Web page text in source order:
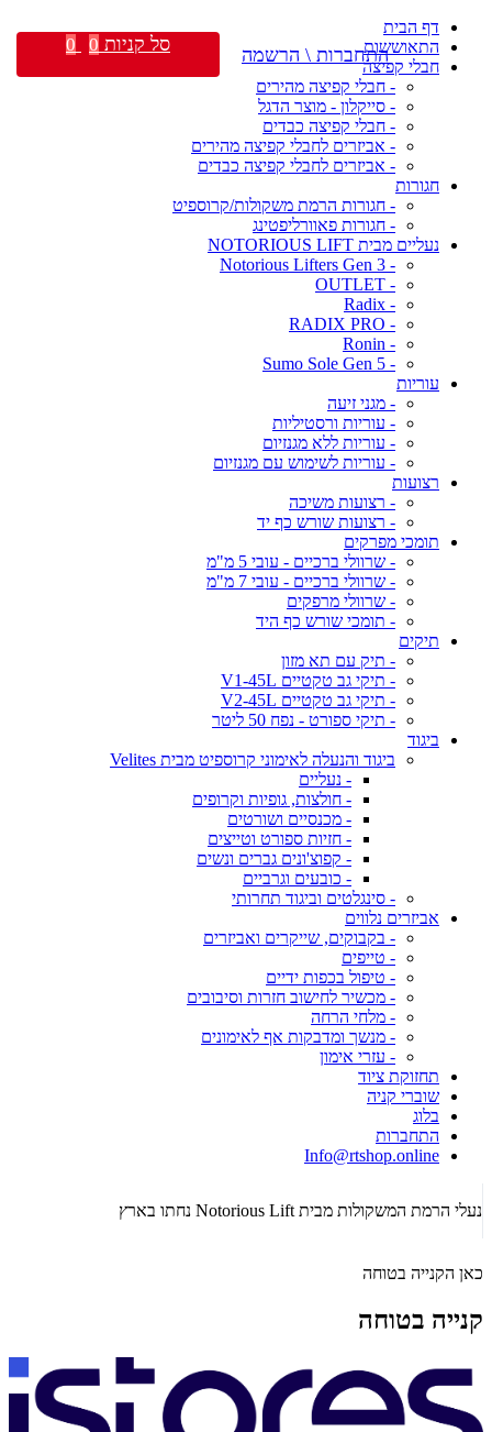
דף הבית
התאוששות
חבלי קפיצה
- חבלי קפיצה מהירים
- סייקלון - מוצר הדגל
- חבלי קפיצה כבדים
- אביזרים לחבלי קפיצה מהירים
- אביזרים לחבלי קפיצה כבדים
חגורות
- חגורות הרמת משקולות/קרוספיט
- חגורות פאוורליפטינג
נעליים מבית NOTORIOUS LIFT
- Notorious Lifters Gen 3
- OUTLET
- Radix
- RADIX PRO
- Ronin
- Sumo Sole Gen 5
עוריות
- מגני זיעה
- עוריות ורסטיליות
- עוריות ללא מגנזיום
- עוריות לשימוש עם מגנזיום
רצועות
- רצועות משיכה
- רצועות שורש כף יד
תומכי מפרקים
- שרוולי ברכיים - עובי 5 מ"מ
- שרוולי ברכיים - עובי 7 מ"מ
- שרוולי מרפקים
- תומכי שורש כף היד
תיקים
- תיק עם תא מזון
- תיקי גב טקטיים V1-45L
- תיקי גב טקטיים V2-45L
- תיקי ספורט - נפח 50 ליטר
ביגוד
ביגוד והנעלה לאימוני קרוספיט מבית Velites
- נעליים
- חולצות, גופיות וקרופים
- מכנסיים ושורטים
- חזיות ספורט וטייצים
- קפוצ'ונים גברים ונשים
- כובעים וגרביים
- סינגלטים וביגוד תחרותי
אביזרים נלווים
- בקבוקים, שייקרים ואביזרים
- טייפים
- טיפול בכפות ידיים
- מכשיר לחישוב חזרות וסיבובים
- מלחי הרחה
- מנשך ומדבקות אף לאימונים
- עזרי אימון
תחזוקת ציוד
שוברי קניה
בלוג
התחברות
Info@rtshop.online
נעלי הרמת המשקולות מבית Notorious Lift נחתו בארץ
כאן הקנייה בטוחה
קנייה בטוחה
התחברות \ הרשמה סל קניות 0
0